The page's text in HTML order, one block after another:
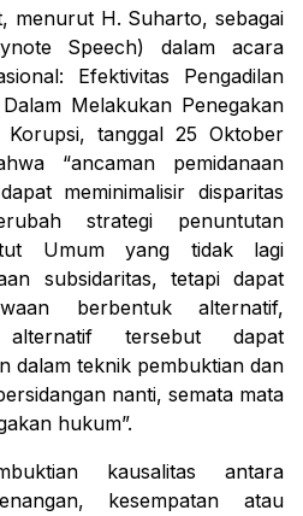
menurut H. Suharto, sebagai
Speech) dalam acara
Efektivitas Pengadilan
Melakukan Penegakan
tanggal 25 Oktober
“ancaman pemidanaan
meminimalisir disparitas
strategi penuntutan
Umum yang tidak lagi
subsidaritas, tetapi dapat
berbentuk alternatif,
tersebut dapat
dalam teknik pembuktian dan
nanti, semata mata
hukum”.
kausalitas antara
kesempatan atau